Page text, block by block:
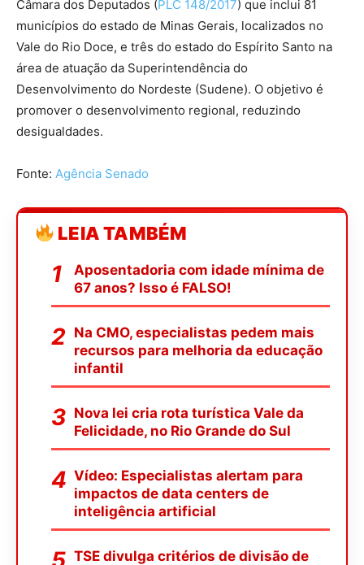
Câmara dos Deputados (PLC 148/2017) que inclui 81
municípios do estado de Minas Gerais, localizados no
Vale do Rio Doce, e três do estado do Espírito Santo na
área de atuação da Superintendência do
Desenvolvimento do Nordeste (Sudene). O objetivo é
promover o desenvolvimento regional, reduzindo
desigualdades.
Fonte: Agência Senado
LEIA TAMBÉM
Aposentadoria com idade mínima de
67 anos? Isso é FALSO!
Na CMO, especialistas pedem mais
recursos para melhoria da educação
infantil
Nova lei cria rota turística Vale da
Felicidade, no Rio Grande do Sul
Vídeo: Especialistas alertam para
impactos de data centers de
inteligência artificial
TSE divulga critérios de divisão de